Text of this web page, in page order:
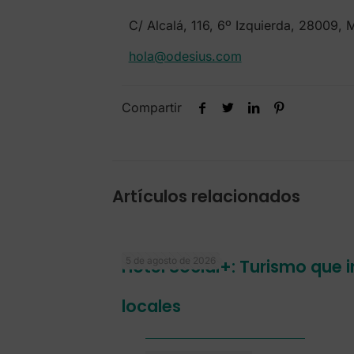
C/ Alcalá, 116, 6º Izquierda, 28009,
hola@odesius.com
Compartir
Artículos relacionados
5 de agosto de 2026
Hotel Social+: Turismo que
locales